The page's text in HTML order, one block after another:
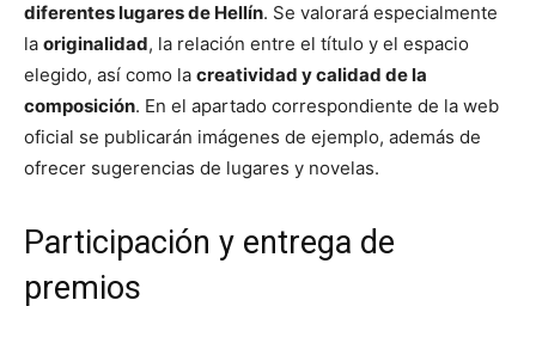
diferentes lugares de Hellín. Se valorará especialmente
la originalidad, la relación entre el título y el espacio
elegido, así como la creatividad y calidad de la
composición. En el apartado correspondiente de la web
oficial se publicarán imágenes de ejemplo, además de
ofrecer sugerencias de lugares y novelas.
Participación y entrega de
premios